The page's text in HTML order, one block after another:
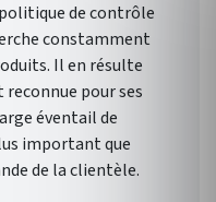
de contrôle
constamment
Il en résulte
pour ses
éventail de
important que
de la clientèle.